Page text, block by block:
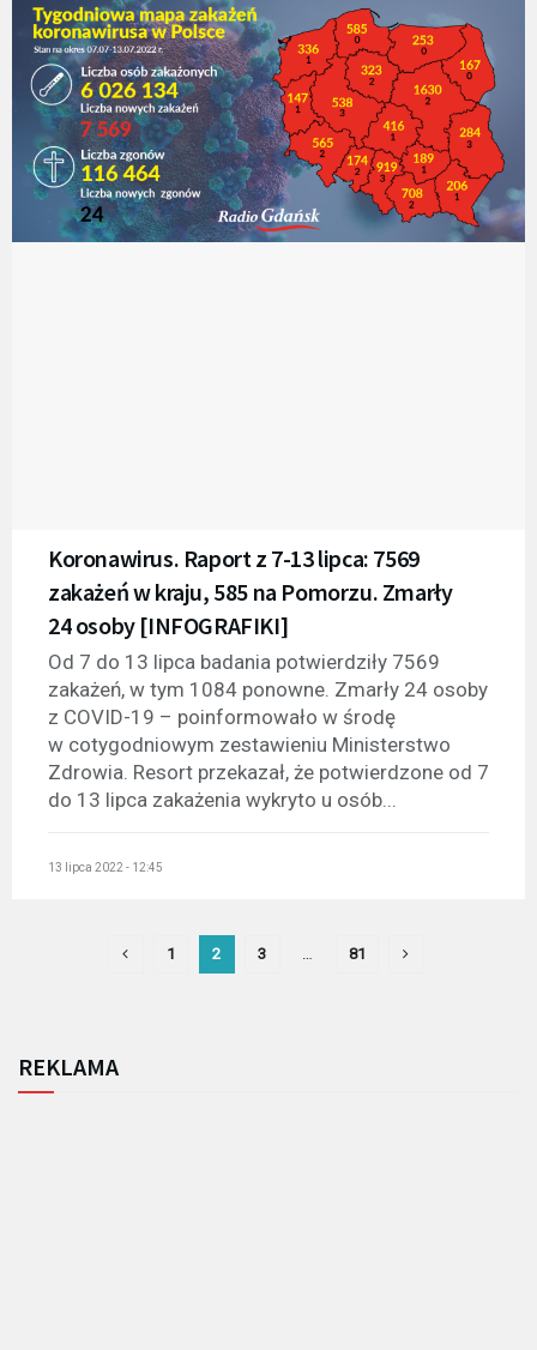
Koronawirus. Raport z 7-13 lipca: 7569
zakażeń w kraju, 585 na Pomorzu. Zmarły
24 osoby [INFOGRAFIKI]
Od 7 do 13 lipca badania potwierdziły 7569
zakażeń, w tym 1084 ponowne. Zmarły 24 osoby
z COVID-19 – poinformowało w środę
w cotygodniowym zestawieniu Ministerstwo
Zdrowia. Resort przekazał, że potwierdzone od 7
do 13 lipca zakażenia wykryto u osób...
13 lipca 2022 - 12:45
1 2 3 … 81
REKLAMA